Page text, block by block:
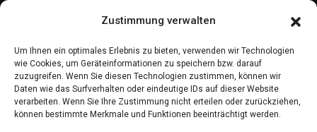
Zustimmung verwalten
Um Ihnen ein optimales Erlebnis zu bieten, verwenden wir Technologien
wie Cookies, um Geräteinformationen zu speichern bzw. darauf
zuzugreifen. Wenn Sie diesen Technologien zustimmen, können wir
Daten wie das Surfverhalten oder eindeutige IDs auf dieser Website
verarbeiten. Wenn Sie Ihre Zustimmung nicht erteilen oder zurückziehen,
können bestimmte Merkmale und Funktionen beeinträchtigt werden.
Kontakt
Telefon: (030) 616 58 700
Faks : (030) 616 58 395